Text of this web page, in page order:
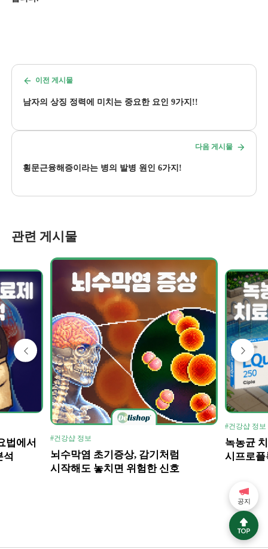
이전 게시물
남자의 상징 정력에 미치는 중요한 요인 9가지!!
다음 게시물
횡문근융해증이라는 병의 발병 원인 6가지!
관련 게시물
법에서
석
#건강샵 정보
뇌수막염 초기증상, 감기처럼
시작해도 놓치면 위험한 신호
#건강샵 정보
녹농균
시프로
공지